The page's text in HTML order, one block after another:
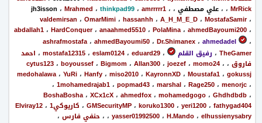
، MrRick ،علي مصطفي ، jh3isson ، Mrahmed ، thinkpad99، amrrrrr1،
valdemirsan ، OmarMimi، hassanhh ، A_H_M_E_D، MostafaSamir،
abdallah1، HardConquer، anaahmed5510، PolaMina، ahmedBayoumi200،
ashrafmostafa، ahmedBayoumi50، Dr.Shimanex، ahmedadel
،
TheGamer ، رفيق القلم ، mostafa12315، eslam0124، eduard29 ، احمد
فاروق ، cytus123، boyoussef، Bigmom، Allan300،joezef، momo24،
medohalawa، YuRi، Hanfy، miso2010، KayronnXD، Moustafa1، gokussj
، 1mohamedrajab1، popmad43، marshal، Rage250، menorjc،
BoshaBosha، XCx1cX، ahmedfox، mohamedgogo، Ghdhdbdb،
GMSecurityMP، koruko1300، yeri1200، fathygad404 ، كاريوكي1 ،Elviray12
، yasser01992500، H.Mando، elhussienysabry ، حنفي فارس ،